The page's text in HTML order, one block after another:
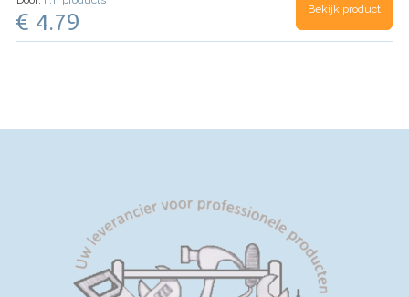
€ 4.79 Bekijk product